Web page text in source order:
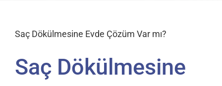
Saç Dökülmesine Evde Çözüm Var mı?
Saç Dökülmesine